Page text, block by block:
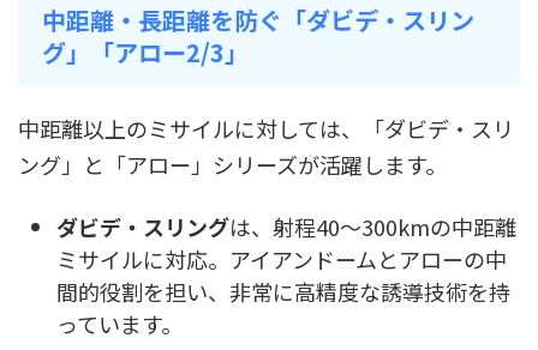
中距離・長距離を防ぐ「ダビデ・スリン
グ」「アロー2/3」
中距離以上のミサイルに対しては、「ダビデ・スリ
ング」と「アロー」シリーズが活躍します。
ダビデ・スリングは、射程40～300kmの中距離
ミサイルに対応。アイアンドームとアローの中
間的役割を担い、非常に高精度な誘導技術を持
っています。